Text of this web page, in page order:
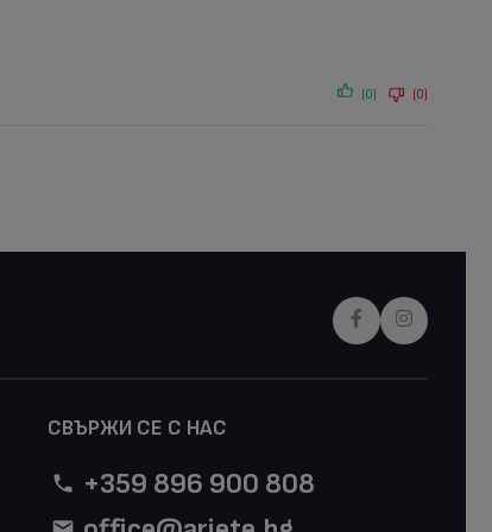
(0) (0)
СВЪРЖИ СЕ С НАС
+359 896 900 808